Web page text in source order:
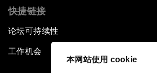
本网站使用 cookie
快捷链接
论坛可持续性
工作机会